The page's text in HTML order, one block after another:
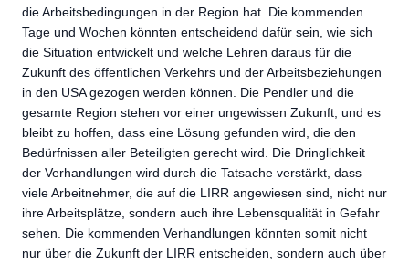
die Arbeitsbedingungen in der Region hat. Die kommenden
Tage und Wochen könnten entscheidend dafür sein, wie sich
die Situation entwickelt und welche Lehren daraus für die
Zukunft des öffentlichen Verkehrs und der Arbeitsbeziehungen
in den USA gezogen werden können. Die Pendler und die
gesamte Region stehen vor einer ungewissen Zukunft, und es
bleibt zu hoffen, dass eine Lösung gefunden wird, die den
Bedürfnissen aller Beteiligten gerecht wird. Die Dringlichkeit
der Verhandlungen wird durch die Tatsache verstärkt, dass
viele Arbeitnehmer, die auf die LIRR angewiesen sind, nicht nur
ihre Arbeitsplätze, sondern auch ihre Lebensqualität in Gefahr
sehen. Die kommenden Verhandlungen könnten somit nicht
nur über die Zukunft der LIRR entscheiden, sondern auch über